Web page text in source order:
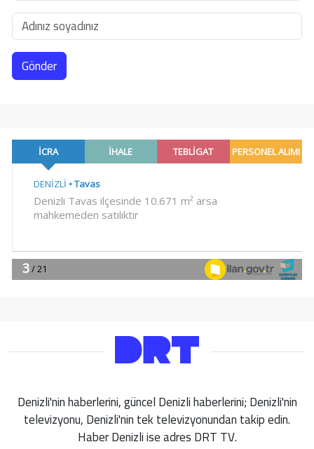
Gönder
Denizli'nin haberlerini, güncel Denizli haberlerini; Denizli'nin
televizyonu, Denizli'nin tek televizyonundan takip edin.
Haber Denizli ise adres DRT TV.